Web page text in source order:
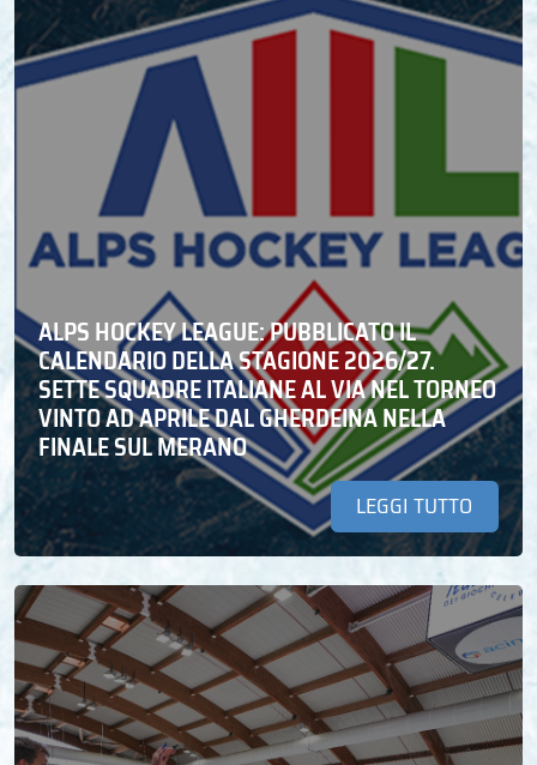
ALPS HOCKEY LEAGUE: PUBBLICATO IL
CALENDARIO DELLA STAGIONE 2026/27.
SETTE SQUADRE ITALIANE AL VIA NEL TORNEO
VINTO AD APRILE DAL GHERDEINA NELLA
FINALE SUL MERANO
LEGGI TUTTO